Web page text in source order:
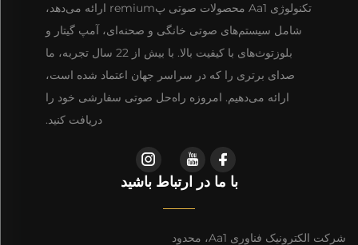
تکنولوژی Aa1 محصولات صوتی پremium ارائه می‌دهد،
شامل سیستم‌های صوتی خانگی و صحنه‌ای، آمپ گیتار و
بلوزتوث‌های با کیفیت بالا. با بیش از 22 سال تجربه، ما
صدای برتری را که در سراسر جهان اعتماد شده است،
ارائه می‌دهیم. امروزه راه‌حل صوتی سفارشی خود را
دریافت کنید.
با ما در ارتباط باشید
شرکت الکترونیک فناوری Aa1، محدود